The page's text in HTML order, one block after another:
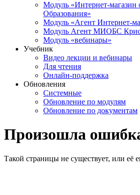
Модуль «Интернет-магазин
Образования»
Модуль «Агент Интернет-
Модуль Агент МИОБС
Модуль «вебинары»
Учебник
Видео лекции и вебинары
Для чтения
Онлайн-поддержка
Обновления
Системные
Обновление по модулям
Обновление по документам
Произошла
Такой страницы не существует, или её